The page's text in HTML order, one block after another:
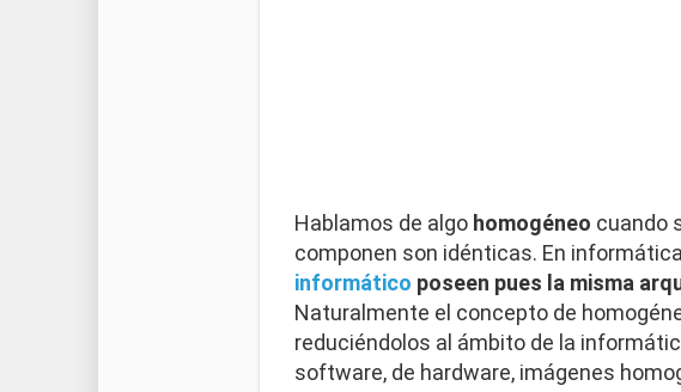
Hablamos de algo homogéneo cuando
componen son idénticas. En
informático poseen pues la misma
Naturalmente el concepto de
reduciéndolos al ámbito de la
software, de hardware, imágenes